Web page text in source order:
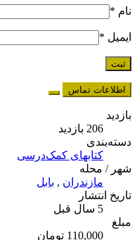
نام *
ایمیل *
اطلاعات تماس
بازدید
206 بازدید
دسته‌بندی
کتابهای کمک‌درسی
شهر / محله
مازندران, بابل
تاریخ انتشار
5 سال قبل
مبلغ
110,000 تومان